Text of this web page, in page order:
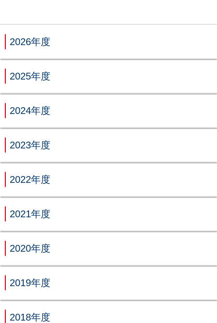
2026年度
2025年度
2024年度
2023年度
2022年度
2021年度
2020年度
2019年度
2018年度